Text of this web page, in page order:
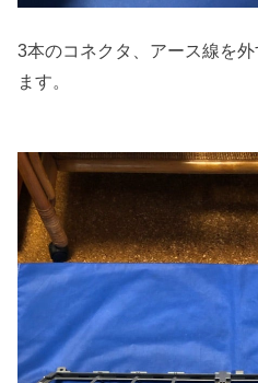
3本のコネクタ、アース線を
ます。